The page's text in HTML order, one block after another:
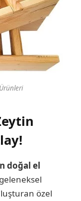
doğal el
özel